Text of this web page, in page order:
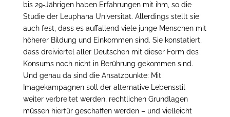
bis 29-Jährigen haben Erfahrungen mit ihm, so die
Studie der Leuphana Universität. Allerdings stellt sie
auch fest, dass es auffallend viele junge Menschen mit
höherer Bildung und Einkommen sind. Sie konstatiert,
dass dreiviertel aller Deutschen mit dieser Form des
Konsums noch nicht in Berührung gekommen sind.
Und genau da sind die Ansatzpunkte: Mit
Imagekampagnen soll der alternative Lebensstil
weiter verbreitet werden, rechtlichen Grundlagen
müssen hierfür geschaffen werden – und vielleicht